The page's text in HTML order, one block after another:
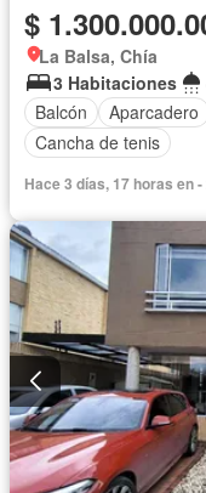
$
La Balsa, Chía
3 Habitaciones
Balcón
Aparcadero
Cancha de tenis
Hace 3 días, 17 horas en